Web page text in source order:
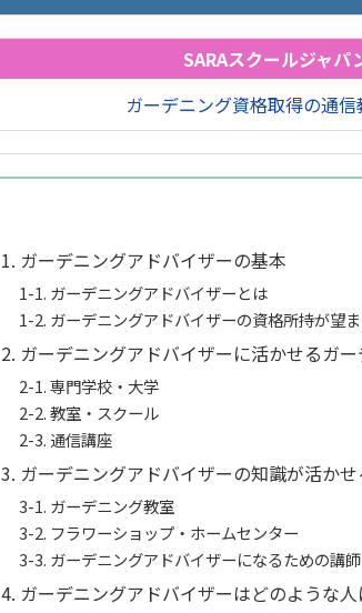
SARAスクールジャパ
ガーデニング資格取得の通
1. ガーデニングアドバイザーの基本
1-1. ガーデニングアドバイザーとは
1-2. ガーデニングアドバイザーの資格所持が望
2. ガーデニングアドバイザーに活かせるガ
2-1. 専門学校・大学
2-2. 教室・スクール
2-3. 通信講座
3. ガーデニングアドバイザーの知識が活か
3-1. ガーデニング教室
3-2. フラワーショップ・ホームセンター
3-3. ガーデニングアドバイザーになるための講師
4. ガーデニングアドバイザーはどのような